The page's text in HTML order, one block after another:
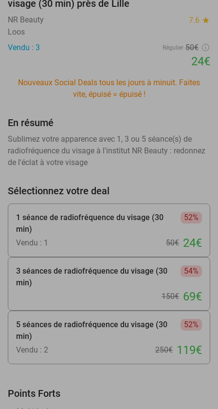
visage (30 min) près de Lille
NR Beauty 7.6 star
Loos
Vendu : 3
Régulier 50€
24€
Nouveaux Social Deals tous les jours à minuit. Faites
vite, épuisé = épuisé !
En résumé
Sublimez votre apparence avec 1, 3 ou 5 séance(s) de
radiofréquence du visage à l'institut NR Beauty : redonnez
de l'éclat à votre visage
Sélectionnez votre deal
1 séance de radiofréquence du visage (30
min)
52%
Vendu : 1 50€ 24€
3 séances de radiofréquence du visage (30
min)
54%
150€ 69€
5 séances de radiofréquence du visage (30
min)
52%
Vendu : 2 250€ 119€
Points Forts